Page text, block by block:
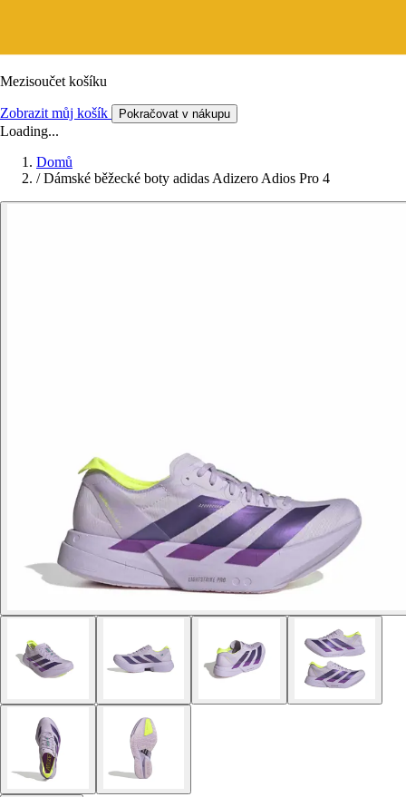
Mezisoučet košíku
Zobrazit můj košík Pokračovat v nákupu
Loading...
Domů
/ Dámské běžecké boty adidas Adizero Adios Pro 4